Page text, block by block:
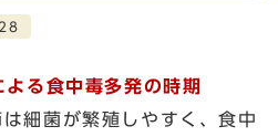
る食中毒多発の時期
細菌が繁殖しやすく、食中